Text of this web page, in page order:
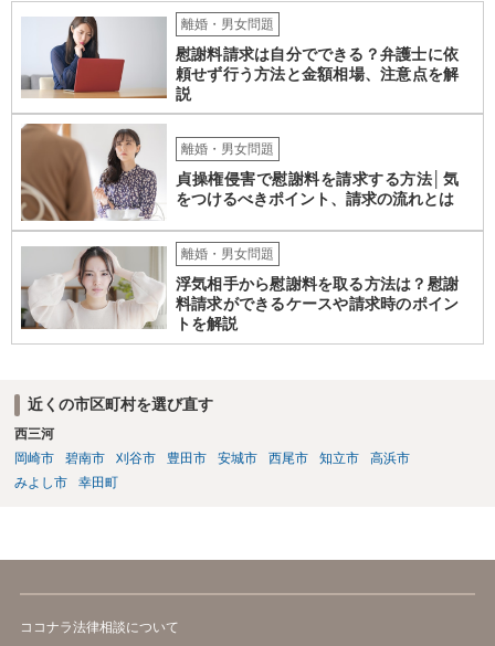
離婚・男女問題
慰謝料請求は自分でできる？弁護士に依
頼せず行う方法と金額相場、注意点を解
説
離婚・男女問題
貞操権侵害で慰謝料を請求する方法│気
をつけるべきポイント、請求の流れとは
離婚・男女問題
浮気相手から慰謝料を取る方法は？慰謝
料請求ができるケースや請求時のポイン
トを解説
近くの市区町村を選び直す
西三河
岡崎市
碧南市 刈谷市 豊田市 安城市 西尾市 知立市
高浜市
みよし市
幸田町
ココナラ法律相談について